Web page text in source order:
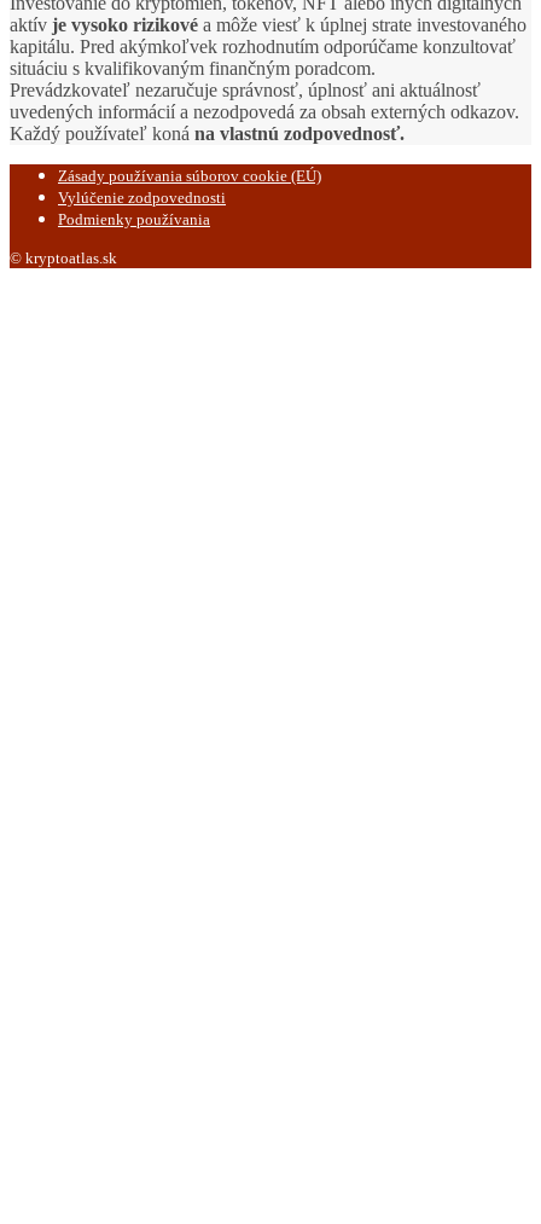
aktív je vysoko rizikové a môže viesť k úplnej strate investovaného
kapitálu. Pred akýmkoľvek rozhodnutím odporúčame konzultovať
situáciu s kvalifikovaným finančným poradcom.
Prevádzkovateľ nezaručuje správnosť, úplnosť ani aktuálnosť
uvedených informácií a nezodpovedá za obsah externých odkazov.
Každý používateľ koná na vlastnú zodpovednosť.
Zásady používania súborov cookie (EÚ)
Vylúčenie zodpovednosti
Podmienky používania
© kryptoatlas.sk